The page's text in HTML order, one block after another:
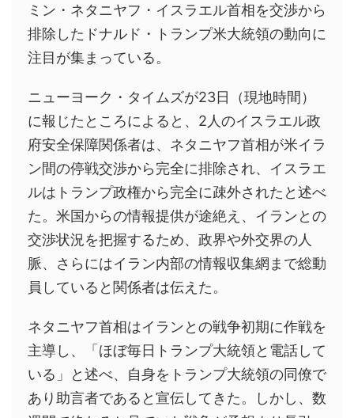
ミン・ネタニヤフ・イスラエル首相を交渉から
排除したドナルド・トランプ米大統領の動向に
注目が集まっている。
ニューヨーク・タイムズが23日（現地時間）
に報じたところによると、2人のイスラエル政
府安全保障関係者は、ネタニヤフ首相が米イラ
ン間の停戦交渉から完全に排除され、イスラエ
ルはトランプ政権から完全に疎外されたと述べ
た。米国からの情報提供が途絶え、イランとの
交渉状況を把握するため、政界や外交界の人
脈、さらにはイラン内部の情報収集網まで総動
員していると関係者は伝えた。
ネタニヤフ首相はイランとの戦争初期に作戦を
主導し、「ほぼ毎日トランプ大統領と電話して
いる」と述べ、自身をトランプ大統領の同僚で
あり助言者であると宣伝してきた。しかし、数